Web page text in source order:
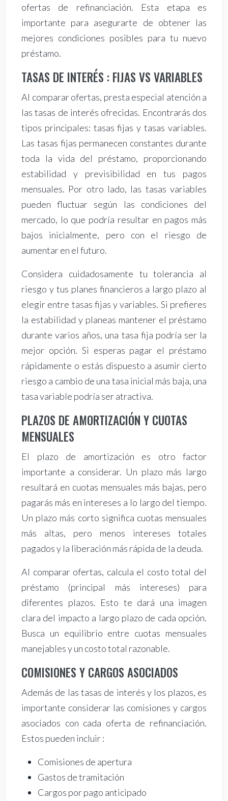
ofertas de refinanciación. Esta etapa es
importante para asegurarte de obtener las
mejores condiciones posibles para tu nuevo
préstamo.
TASAS DE INTERÉS : FIJAS VS VARIABLES
Al comparar ofertas, presta especial atención a
las tasas de interés ofrecidas. Encontrarás dos
tipos principales: tasas fijas y tasas variables.
Las tasas fijas permanecen constantes durante
toda la vida del préstamo, proporcionando
estabilidad y previsibilidad en tus pagos
mensuales. Por otro lado, las tasas variables
pueden fluctuar según las condiciones del
mercado, lo que podría resultar en pagos más
bajos inicialmente, pero con el riesgo de
aumentar en el futuro.
Considera cuidadosamente tu tolerancia al
riesgo y tus planes financieros a largo plazo al
elegir entre tasas fijas y variables. Si prefieres
la estabilidad y planeas mantener el préstamo
durante varios años, una tasa fija podría ser la
mejor opción. Si esperas pagar el préstamo
rápidamente o estás dispuesto a asumir cierto
riesgo a cambio de una tasa inicial más baja, una
tasa variable podría ser atractiva.
PLAZOS DE AMORTIZACIÓN Y CUOTAS
MENSUALES
El plazo de amortización es otro factor
importante a considerar. Un plazo más largo
resultará en cuotas mensuales más bajas, pero
pagarás más en intereses a lo largo del tiempo.
Un plazo más corto significa cuotas mensuales
más altas, pero menos intereses totales
pagados y la liberación más rápida de la deuda.
Al comparar ofertas, calcula el costo total del
préstamo (principal más intereses) para
diferentes plazos. Esto te dará una imagen
clara del impacto a largo plazo de cada opción.
Busca un equilibrio entre cuotas mensuales
manejables y un costo total razonable.
COMISIONES Y CARGOS ASOCIADOS
Además de las tasas de interés y los plazos, es
importante considerar las comisiones y cargos
asociados con cada oferta de refinanciación.
Estos pueden incluir :
Comisiones de apertura
Gastos de tramitación
Cargos por pago anticipado